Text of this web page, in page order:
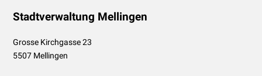
Footer
Stadtverwaltung Mellingen
Grosse Kirchgasse 23
5507 Mellingen